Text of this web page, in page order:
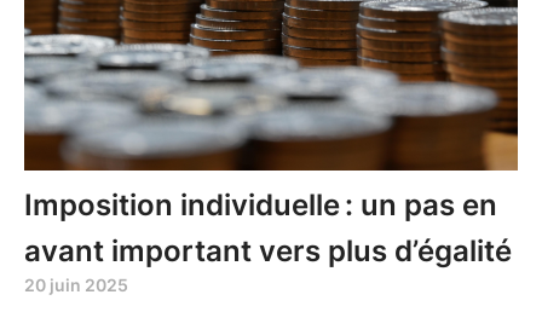
Imposition individuelle : un pas en
avant important vers plus d’égalité
20 juin 2025